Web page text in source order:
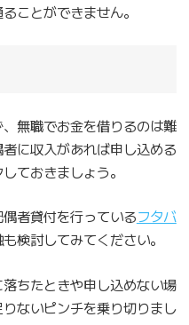
ことができません。
無職でお金を借りるのは難
に収入があれば申し込める
ておきましょう。
者貸付を行っているフタバ
検討してみてください。
ちたときや申し込めない場
ないピンチを乗り切りまし